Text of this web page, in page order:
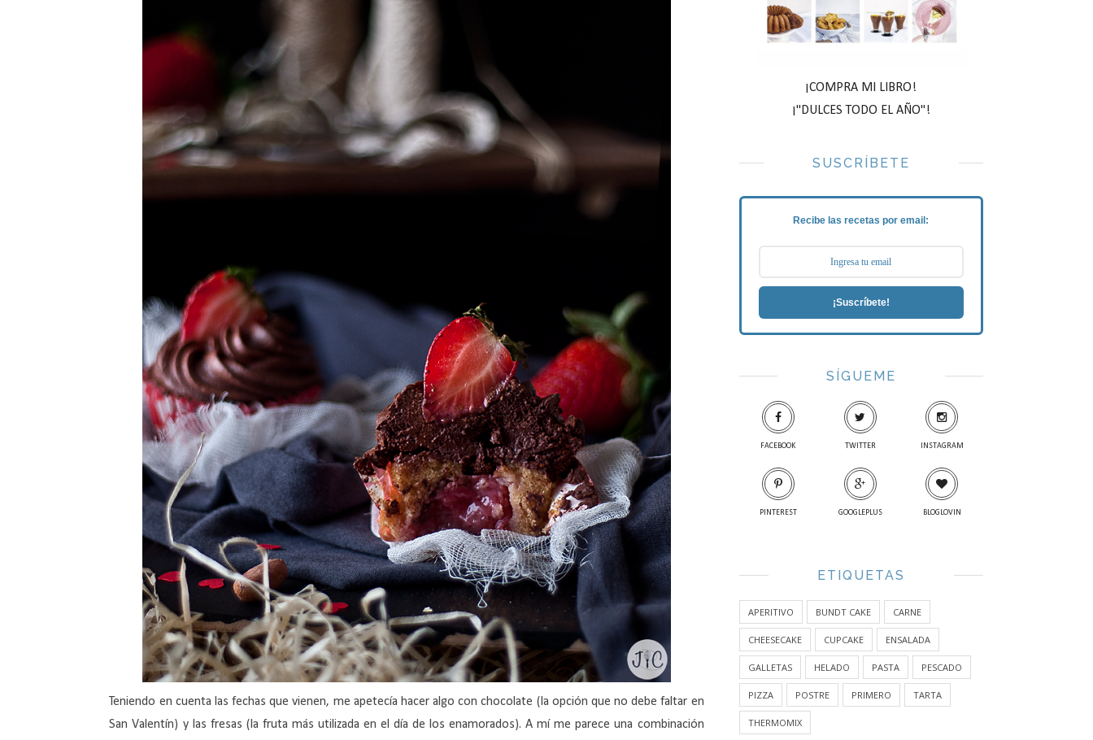
Teniendo en cuenta las fechas que vienen, me apetecía hacer algo con chocolate (la opción que no debe faltar en
San Valentín) y las fresas (la fruta más utilizada en el día de los enamorados). A mí me parece una combinación
¡COMPRA MI LIBRO!
¡"DULCES TODO EL AÑO"!
SUSCRÍBETE
Recibe las recetas por email:
¡Suscríbete!
SÍGUEME
FACEBOOK TWITTER INSTAGRAM
PINTEREST GOOGLEPLUS BLOGLOVIN
ETIQUETAS
APERITIVO BUNDT CAKE CARNE
CHEESECAKE CUPCAKE ENSALADA
GALLETAS HELADO PASTA PESCADO
PIZZA POSTRE PRIMERO TARTA
THERMOMIX